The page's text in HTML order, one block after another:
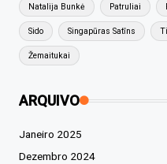
Natalija Bunkė Patruliai
Sido Singapūras Satīns
Žemaitukai
ARQUIVO
Janeiro 2025
Dezembro 2024